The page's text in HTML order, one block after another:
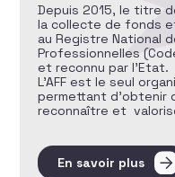
Depuis 2015, le titre
la collecte de fonds
au Registre National
Professionnelles
et reconnu par l’Etat.
L’AFF est le seul
permettant d’obtenir
reconnaître et
En savoir plus